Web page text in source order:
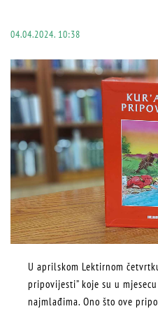
04.04.2024. 10:38
U aprilskom Lektirnom
pripovijesti” koje su u
najmlađima. Ono što ove